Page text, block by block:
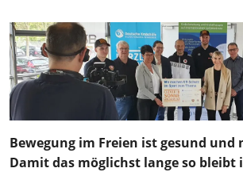
Bewegung im Freien ist gesund und
Damit das möglichst lange so bleibt